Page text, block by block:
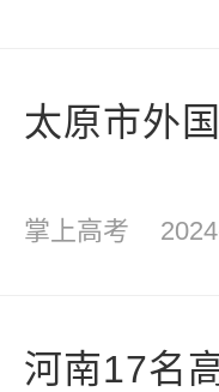
太原市外
掌上高考
河南17名